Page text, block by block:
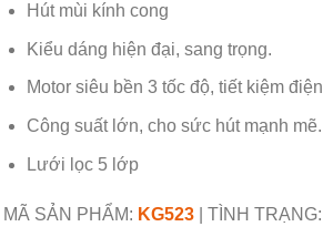
Hút mùi kính cong
Kiểu dáng hiện đại, sang trọng.
Motor siêu bền 3 tốc độ, tiết kiệm
Công suất lớn, cho sức hút mạnh mẽ.
Lưới lọc 5 lớp
MÃ SẢN PHẨM: KG523 TÌNH TRẠNG: